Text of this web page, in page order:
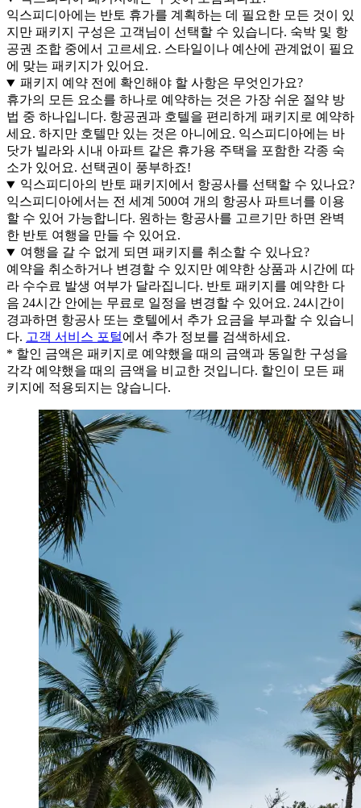
익스피디아에는 반토 휴가를 계획하는 데 필요한 모든 것이 있
지만 패키지 구성은 고객님이 선택할 수 있습니다. 숙박 및 항
공권 조합 중에서 고르세요. 스타일이나 예산에 관계없이 필요
에 맞는 패키지가 있어요.
패키지 예약 전에 확인해야 할 사항은 무엇인가요?
휴가의 모든 요소를 하나로 예약하는 것은 가장 쉬운 절약 방
법 중 하나입니다. 항공권과 호텔을 편리하게 패키지로 예약하
세요. 하지만 호텔만 있는 것은 아니에요. 익스피디아에는 바
닷가 빌라와 시내 아파트 같은 휴가용 주택을 포함한 각종 숙
소가 있어요. 선택권이 풍부하죠!
익스피디아의 반토 패키지에서 항공사를 선택할 수 있나요?
익스피디아에서는 전 세계 500여 개의 항공사 파트너를 이용
할 수 있어 가능합니다. 원하는 항공사를 고르기만 하면 완벽
한 반토 여행을 만들 수 있어요.
여행을 갈 수 없게 되면 패키지를 취소할 수 있나요?
예약을 취소하거나 변경할 수 있지만 예약한 상품과 시간에 따
라 수수료 발생 여부가 달라집니다. 반토 패키지를 예약한 다
음 24시간 안에는 무료로 일정을 변경할 수 있어요. 24시간이
경과하면 항공사 또는 호텔에서 추가 요금을 부과할 수 있습니
다. 고객 서비스 포털에서 추가 정보를 검색하세요.
* 할인 금액은 패키지로 예약했을 때의 금액과 동일한 구성을
각각 예약했을 때의 금액을 비교한 것입니다. 할인이 모든 패
키지에 적용되지는 않습니다.